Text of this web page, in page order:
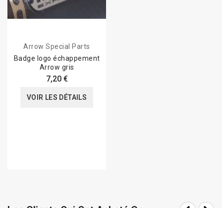
Arrow Special Parts
Badge logo échappement
Arrow gris
7,20 €
VOIR LES DÉTAILS